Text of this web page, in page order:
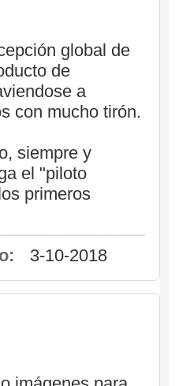
global de
de
a
con mucho tirón.
siempre y
el "piloto
primeros
3-10-2018